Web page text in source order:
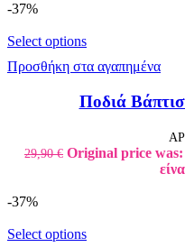
-37%
Select options
Προσθήκη στα αγαπημένα
Ποδιά
29,90€ Original price was:
-37%
Select options